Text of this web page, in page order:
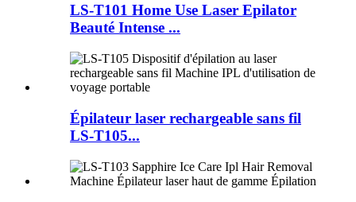
LS-T101 Home Use Laser Epilator
Beauté Intense ...
Épilateur laser rechargeable sans fil
LS-T105...